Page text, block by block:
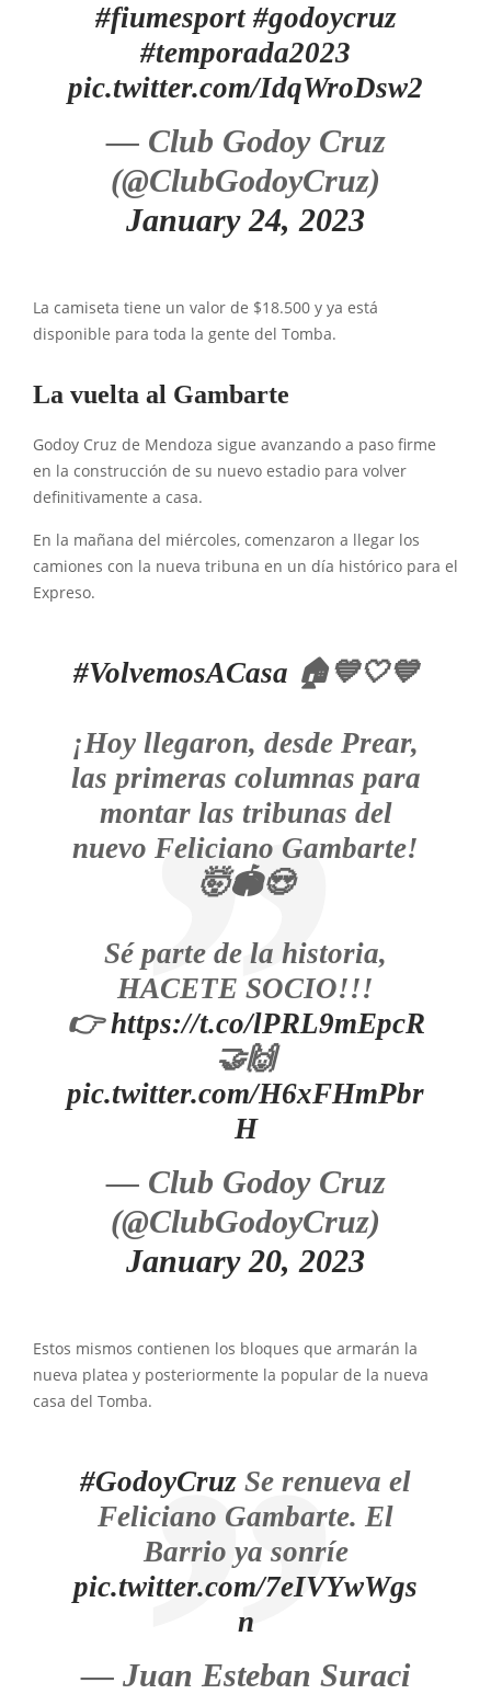
#fiumesport #godoycruz
#temporada2023
pic.twitter.com/IdqWroDsw2
— Club Godoy Cruz
(@ClubGodoyCruz)
January 24, 2023
La camiseta tiene un valor de $18.500 y ya está
disponible para toda la gente del Tomba.
La vuelta al Gambarte
Godoy Cruz de Mendoza sigue avanzando a paso firme
en la construcción de su nuevo estadio para volver
definitivamente a casa.
En la mañana del miércoles, comenzaron a llegar los
camiones con la nueva tribuna en un día histórico para el
Expreso.
#VolvemosACasa 🏠💙🤍💙
¡Hoy llegaron, desde Prear,
las primeras columnas para
montar las tribunas del
nuevo Feliciano Gambarte!
🤯🏟️😍
Sé parte de la historia,
HACETE SOCIO!!!
👉https://t.co/lPRL9mEpcR
🤝🙌
pic.twitter.com/H6xFHmPbr
H
— Club Godoy Cruz
(@ClubGodoyCruz)
January 20, 2023
Estos mismos contienen los bloques que armarán la
nueva platea y posteriormente la popular de la nueva
casa del Tomba.
#GodoyCruz Se renueva el
Feliciano Gambarte. El
Barrio ya sonríe
pic.twitter.com/7eIVYwWgs
n
— Juan Esteban Suraci